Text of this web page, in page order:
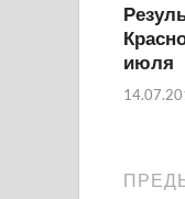
июля